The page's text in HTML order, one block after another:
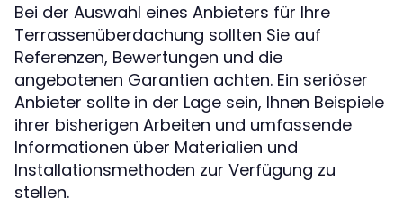
Bei der Auswahl eines Anbieters für Ihre
Terrassenüberdachung sollten Sie auf
Referenzen, Bewertungen und die
angebotenen Garantien achten. Ein seriöser
Anbieter sollte in der Lage sein, Ihnen Beispiele
ihrer bisherigen Arbeiten und umfassende
Informationen über Materialien und
Installationsmethoden zur Verfügung zu
stellen.